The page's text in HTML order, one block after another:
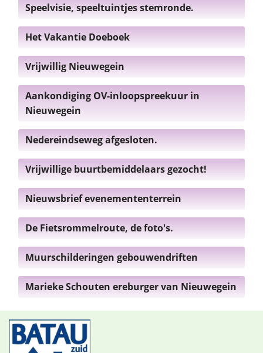
Speelvisie, speeltuintjes stemronde.
Het Vakantie Doeboek
Vrijwillig Nieuwegein
Aankondiging OV-inloopspreekuur in
Nieuwegein
Nedereindseweg afgesloten.
Vrijwillige buurtbemiddelaars gezocht!
Nieuwsbrief evenemententerrein
De Fietsrommelroute, de foto's.
Muurschilderingen gebouwendriften
Marieke Schouten ereburger van Nieuwegein